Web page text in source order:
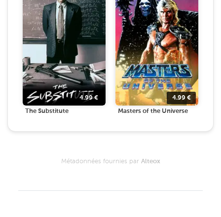
4.99€
The Substitute
4.99 €
Masters of the Universe
Métadonnées fournies par Alteox